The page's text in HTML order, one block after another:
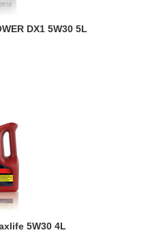
DX1 5W30 5L
5W30 4L